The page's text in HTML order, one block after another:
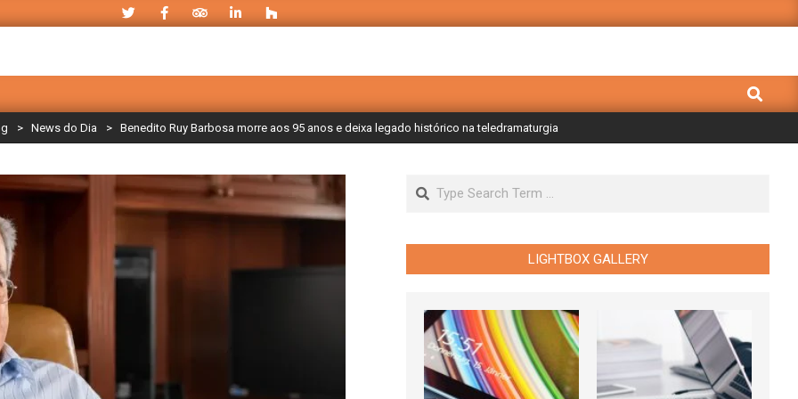
Search
> News do Dia > Benedito Ruy Barbosa morre aos 95 anos e deixa legado histórico na teledramaturgia
Search
LIGHTBOX GALLERY